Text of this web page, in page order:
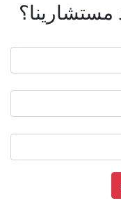
مستشارينا؟